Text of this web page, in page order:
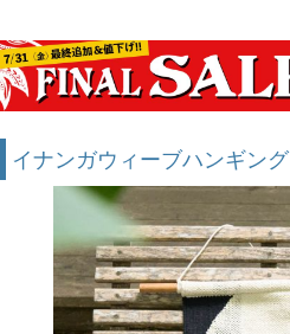
イナンガウィーブハンギング